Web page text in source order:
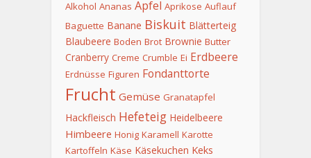
Alkohol Ananas Apfel Aprikose Auflauf
Baguette Banane Biskuit Blätterteig
Blaubeere Boden Brot Brownie Butter
Cranberry Creme Crumble Ei Erdbeere
Erdnüsse Figuren Fondanttorte
Frucht Gemüse Granatapfel
Hackfleisch Hefeteig Heidelbeere
Himbeere Honig Karamell Karotte
Kartoffeln Käse Käsekuchen Keks